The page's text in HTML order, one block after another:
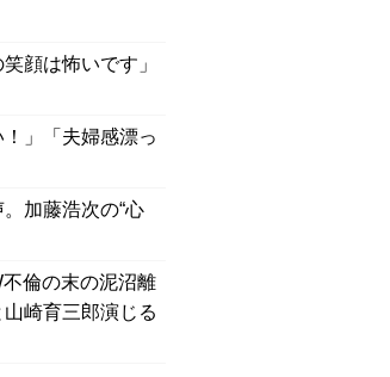
顔は怖いです」
」「夫婦感漂っ
加藤浩次の“心
倫の末の泥沼離
崎育三郎演じる